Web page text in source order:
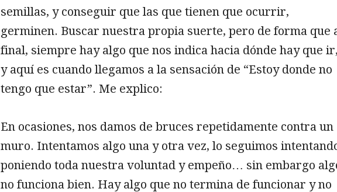
semillas, y conseguir que las que tienen que ocurrir,
germinen. Buscar nuestra propia suerte, pero de forma que
final, siempre hay algo que nos indica hacia dónde hay que
y aquí es cuando llegamos a la sensación de “Estoy donde no
tengo que estar”. Me explico:
En ocasiones, nos damos de bruces repetidamente contra un
muro. Intentamos algo una y otra vez, lo seguimos
poniendo toda nuestra voluntad y empeño… sin embargo
no funciona bien. Hay algo que no termina de funcionar y no